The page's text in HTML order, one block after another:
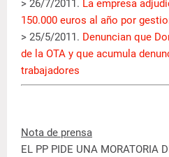
> 26/7/2011. La empresa
150.000 euros al año por
> 25/5/2011. Denuncian que
de la OTA y que acumula
trabajadores
Nota de prensa
EL PP PIDE UNA MORATORIA